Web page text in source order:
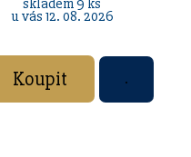
skladem 9 ks
u vás 12. 08. 2026